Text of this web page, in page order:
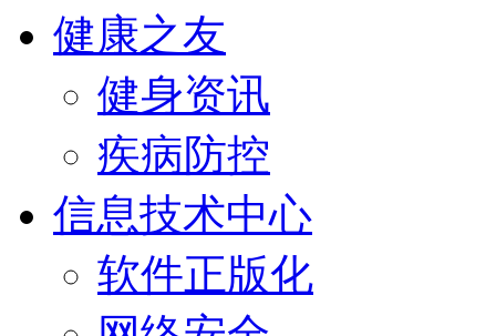
健康之友
健身资讯
疾病防控
信息技术中心
软件正版化